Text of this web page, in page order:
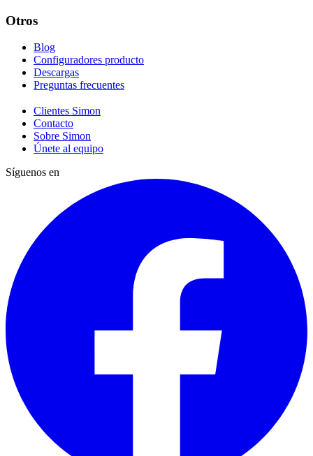
Otros
Blog
Configuradores producto
Descargas
Preguntas frecuentes
Clientes Simon
Contacto
Sobre Simon
Únete al equipo
Síguenos en